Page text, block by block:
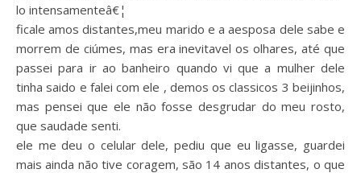
lo intensamenteâ€¦
ficale amos distantes,meu marido e a aesposa dele sabe e
morrem de ciúmes, mas era inevitavel os olhares, até que
passei para ir ao banheiro quando vi que a mulher dele
tinha saido e falei com ele , demos os classicos 3 beijinhos,
mas pensei que ele não fosse desgrudar do meu rosto,
que saudade senti.
ele me deu o celular dele, pediu que eu ligasse, guardei
mais ainda não tive coragem, são 14 anos distantes, o que